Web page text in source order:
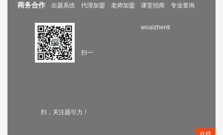
商务合作 出题系统 代理加盟 老师加盟 课堂招商 专业查询
扫一
扫，关注题引力！
woaizhenti